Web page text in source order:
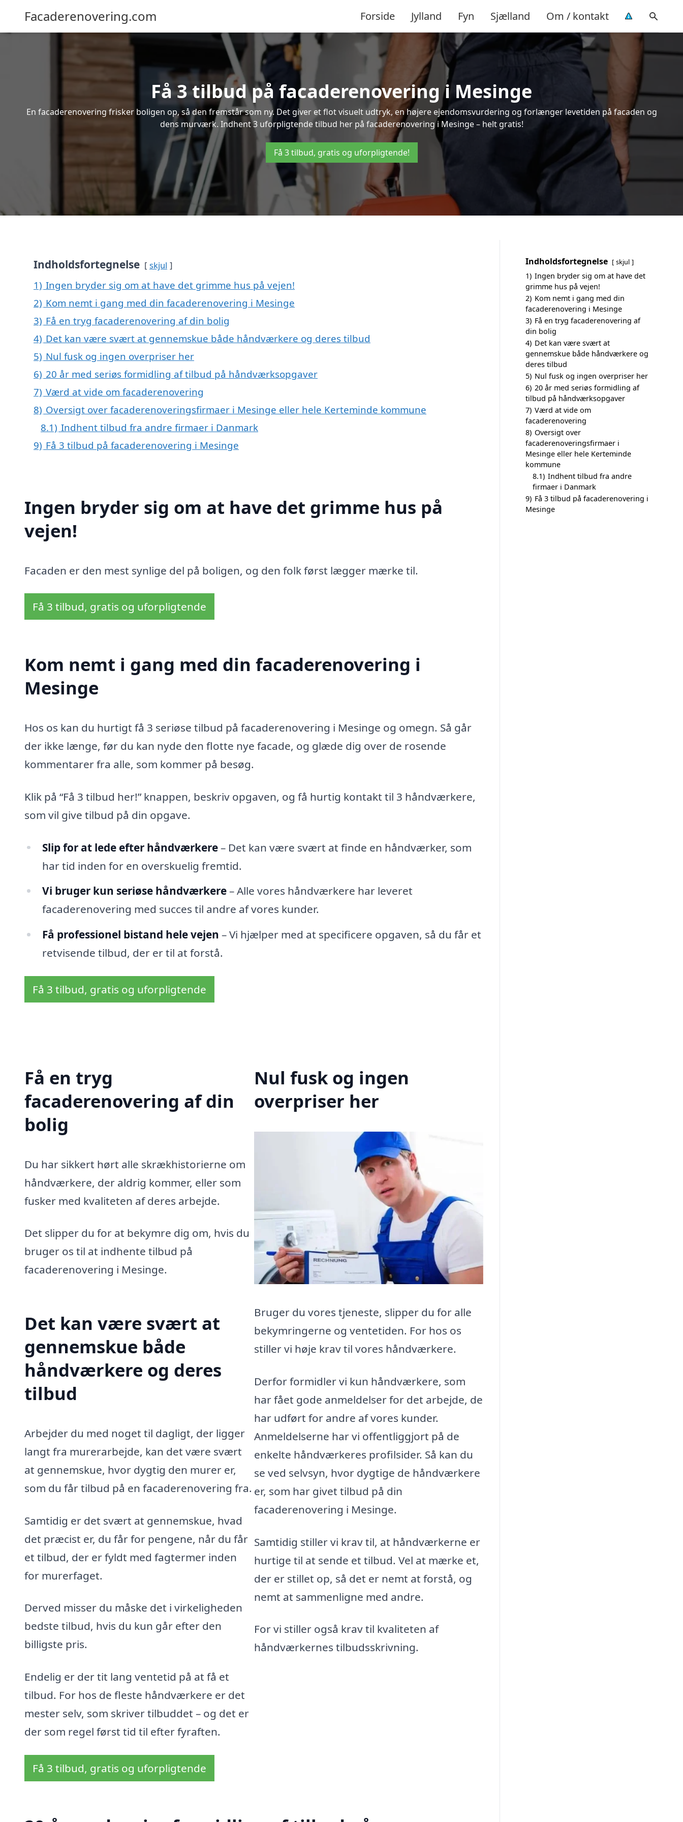
Facaderenovering.com Forside Jylland Fyn Sjælland Om / kontakt
Få 3 tilbud på facaderenovering i Mesinge
En facaderenovering frisker boligen op, så den fremstår som ny. Det giver et flot visuelt udtryk, en højere ejendomsvurdering og forlænger levetiden på facaden og
dens murværk. Indhent 3 uforpligtende tilbud her på facaderenovering i Mesinge – helt gratis!
Få 3 tilbud, gratis og uforpligtende!
Indholdsfortegnelse skjul
1) Ingen bryder sig om at have det grimme hus på vejen!
2) Kom nemt i gang med din facaderenovering i Mesinge
3) Få en tryg facaderenovering af din bolig
4) Det kan være svært at gennemskue både håndværkere og deres tilbud
5) Nul fusk og ingen overpriser her
6) 20 år med seriøs formidling af tilbud på håndværksopgaver
7) Værd at vide om facaderenovering
8) Oversigt over facaderenoveringsfirmaer i Mesinge eller hele Kerteminde kommune
8.1) Indhent tilbud fra andre firmaer i Danmark
9) Få 3 tilbud på facaderenovering i Mesinge
Ingen bryder sig om at have det grimme hus på
vejen!
Facaden er den mest synlige del på boligen, og den folk først lægger mærke til.
Få 3 tilbud, gratis og uforpligtende
Kom nemt i gang med din facaderenovering i
Mesinge
Hos os kan du hurtigt få 3 seriøse tilbud på facaderenovering i Mesinge og omegn. Så går
der ikke længe, før du kan nyde den flotte nye facade, og glæde dig over de rosende
kommentarer fra alle, som kommer på besøg.
Klik på “Få 3 tilbud her!” knappen, beskriv opgaven, og få hurtig kontakt til 3 håndværkere,
som vil give tilbud på din opgave.
Slip for at lede efter håndværkere– Det kan være svært at finde en håndværker, som
har tid inden for en overskuelig fremtid.
Vi bruger kun seriøse håndværkere– Alle vores håndværkere har leveret
facaderenovering med succes til andre af vores kunder.
Få professionel bistand hele vejen – Vi hjælper med at specificere opgaven, så du får et
retvisende tilbud, der er til at forstå.
Få 3 tilbud, gratis og uforpligtende
Få en tryg
facaderenovering af din
bolig
Du har sikkert hørt alle skrækhistorierne om
håndværkere, der aldrig kommer, eller som
fusker med kvaliteten af deres arbejde.
Det slipper du for at bekymre dig om, hvis du
bruger os til at indhente tilbud på
facaderenovering i Mesinge.
Det kan være svært at
gennemskue både
håndværkere og deres
tilbud
Arbejder du med noget til dagligt, der ligger
langt fra murerarbejde, kan det være svært
at gennemskue, hvor dygtig den murer er,
som du får tilbud på en facaderenovering fra.
Samtidig er det svært at gennemskue, hvad
det præcist er, du får for pengene, når du får
et tilbud, der er fyldt med fagtermer inden
for murerfaget.
Derved misser du måske det i virkeligheden
bedste tilbud, hvis du kun går efter den
billigste pris.
Endelig er der tit lang ventetid på at få et
tilbud. For hos de fleste håndværkere er det
mester selv, som skriver tilbuddet – og det er
der som regel først tid til efter fyraften.
Få 3 tilbud, gratis og uforpligtende
Nul fusk og ingen
overpriser her
Bruger du vores tjeneste, slipper du for alle
bekymringerne og ventetiden. For hos os
stiller vi høje krav til vores håndværkere.
Derfor formidler vi kun håndværkere, som
har fået gode anmeldelser for det arbejde, de
har udført for andre af vores kunder.
Anmeldelserne har vi offentliggjort på de
enkelte håndværkeres profilsider. Så kan du
se ved selvsyn, hvor dygtige de håndværkere
er, som har givet tilbud på din
facaderenovering i Mesinge.
Samtidig stiller vi krav til, at håndværkerne er
hurtige til at sende et tilbud. Vel at mærke et,
der er stillet op, så det er nemt at forstå, og
nemt at sammenligne med andre.
For vi stiller også krav til kvaliteten af
håndværkernes tilbudsskrivning.
Indholdsfortegnelse skjul
1) Ingen bryder sig om at have det
grimme hus på vejen!
2) Kom nemt i gang med din
facaderenovering i Mesinge
3) Få en tryg facaderenovering af
din bolig
4) Det kan være svært at
gennemskue både håndværkere og
deres tilbud
5) Nul fusk og ingen overpriser her
6) 20 år med seriøs formidling af
tilbud på håndværksopgaver
7) Værd at vide om
facaderenovering
8) Oversigt over
facaderenoveringsfirmaer i
Mesinge eller hele Kerteminde
kommune
8.1) Indhent tilbud fra andre
firmaer i Danmark
9) Få 3 tilbud på facaderenovering i
Mesinge